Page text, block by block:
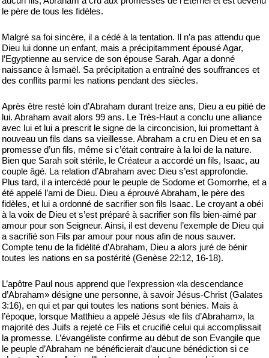
le père de tous les fidèles.
Malgré sa foi sincère, il a cédé à la tentation. Il n’a pas attendu que
Dieu lui donne un enfant, mais a précipitamment épousé Agar,
l’Egyptienne au service de son épouse Sarah. Agar a donné
naissance à Ismaël. Sa précipitation a entraîné des souffrances et
des conflits parmi les nations pendant des siècles.
Après être resté loin d’Abraham durant treize ans, Dieu a eu pitié de
lui. Abraham avait alors 99 ans. Le Très-Haut a conclu une alliance
avec lui et lui a prescrit le signe de la circoncision, lui promettant à
nouveau un fils dans sa vieillesse. Abraham a cru en Dieu et en sa
promesse d’un fils, même si c’était contraire à la loi de la nature.
Bien que Sarah soit stérile, le Créateur a accordé un fils, Isaac, au
couple âgé. La relation d’Abraham avec Dieu s’est approfondie.
Plus tard, il a intercédé pour le peuple de Sodome et Gomorrhe, et a
été appelé l’ami de Dieu. Dieu a éprouvé Abraham, le père des
fidèles, et lui a ordonné de sacrifier son fils Isaac. Le croyant a obéi
à la voix de Dieu et s’est préparé à sacrifier son fils bien-aimé par
amour pour son Seigneur. Ainsi, il est devenu l’exemple de Dieu qui
a sacrifié son Fils par amour pour nous afin de nous sauver.
Compte tenu de la fidélité d’Abraham, Dieu a alors juré de bénir
toutes les nations en sa postérité (Genèse 22:12, 16-18).
L’apôtre Paul nous apprend que l’expression «la descendance
d’Abraham» désigne une personne, à savoir Jésus-Christ (Galates
3:16), en qui et par qui toutes les nations sont bénies. Mais à
l’époque, lorsque Matthieu a appelé Jésus «le fils d’Abraham», la
majorité des Juifs a rejeté ce Fils et crucifié celui qui accomplissait
la promesse. L’évangéliste confirme au début de son Evangile que
le peuple d’Abraham ne bénéficierait d’aucune bénédiction si ce